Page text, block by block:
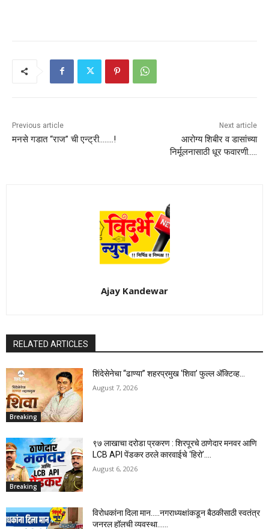
Previous article
मनसे गडात “राज” ची एन्ट्री……..!
Next article
आरोग्य शिबीर व डासांच्या
निर्मूलनासाठी धूर फवारणी…..
Ajay Kandewar
RELATED ARTICLES
Breaking
शिंदेसेनेचा “ढाण्या” शहरप्रमुख ‘शिवा’ फुल्ल ॲक्टिव्ह…
August 7, 2026
Breaking
९७ लाखाचा दरोडा प्रकरण : शिरपूरचे ठाणेदार मनवर आणि
LCB API पेंडकर ठरले कारवाईचे ‘हिरो’….
August 6, 2026
विरोधकांना दिला मान…..नगराध्यक्षांकडून बैठकीसाठी स्वतंत्र
जनरल हॉलची व्यवस्था……